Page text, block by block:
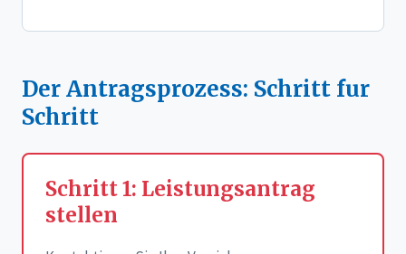
Der Antragsprozess: Schritt fur
Schritt
Schritt 1: Leistungsantrag
stellen